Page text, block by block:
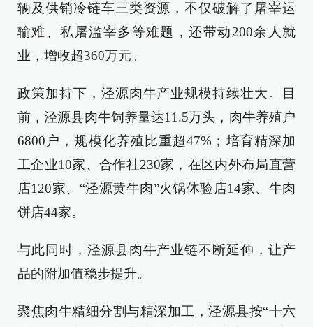
辆及供销冷链车三类资源，不仅破解了屠宰运
输难、私屠滥宰多等难题，还带动200余人就
业，增收超360万元。
政策加持下，泾源肉牛产业规模持续壮大。目
前，泾源县肉牛饲养量达11.5万头，肉牛养殖户
6800户，规模化养殖比重超47%；培育精深加
工企业10家、合作社230家，在区内外布局直营
店120家、“泾源黄牛肉”火锅体验店14家、牛肉
饼店44家。
与此同时，泾源县肉牛产业链不断延伸，让产
品的附加值稳步提升。
聚焦肉牛精细分割与精深加工，泾源县按“十六